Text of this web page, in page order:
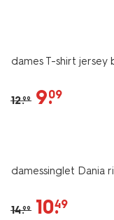
dames T-shirt jersey
12.99 9.
09
damessinglet Dania
14.99 10.
49